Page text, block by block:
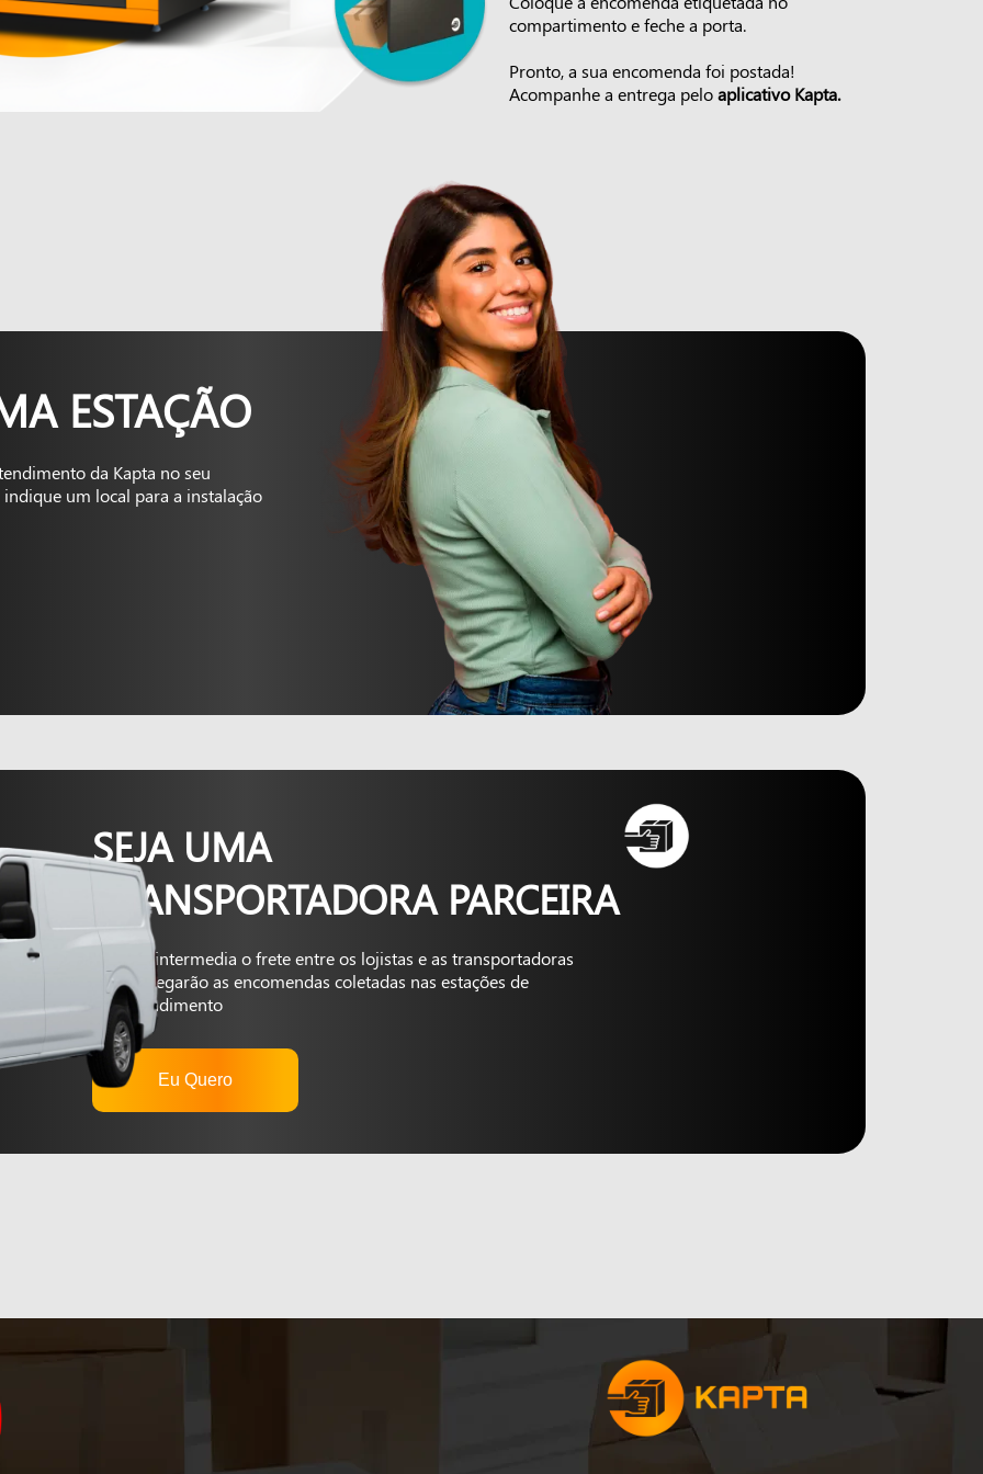
compartimento e feche a porta.
Pronto, a sua encomenda foi postada!
Acompanhe a entrega peloaplicativo Kapta.
ESTAÇÃO
da Kapta no seu
um local para a instalação
SEJA UMA
TRANSPORTADORA PARCEIRA
A Kapta intermedia o frete entre os lojistas e as transportadoras
que entregarão as encomendas coletadas nas estações de
autoatendimento
Eu Quero